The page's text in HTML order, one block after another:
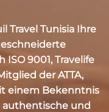
Travel Tunisia Ihre
ISO 9001, Travelife
derATTA,
einem Bekenntnis
authentische und